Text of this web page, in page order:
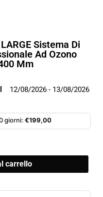
Sistema Di
Ad Ozono
Mm
12/08/2026 - 13/08/2026
giorni: €199,00
carrello